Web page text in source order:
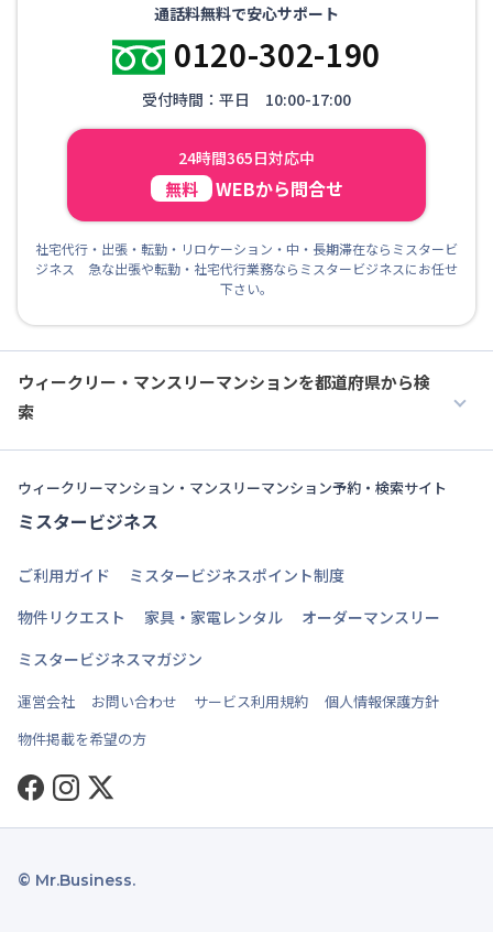
通話料無料で安心サポート
0120-302-190
受付時間：平日 10:00-17:00
24時間365日対応中
無料 WEBから問合せ
社宅代行・出張・転勤・リロケーション・中・長期滞在ならミスタービ
ジネス 急な出張や転勤・社宅代行業務ならミスタービジネスにお任せ
下さい。
ウィークリー・マンスリーマンションを都道府県から検
索
ウィークリーマンション・マンスリーマンション予約・検索サイト
ミスタービジネス
ご利用ガイド
ミスタービジネスポイント制度
物件リクエスト
家具・家電レンタル
オーダーマンスリー
ミスタービジネスマガジン
運営会社 お問い合わせ サービス利用規約
個人情報保護方針
物件掲載を希望の方
Facebook
Instagram
Twitter
© Mr.Business.